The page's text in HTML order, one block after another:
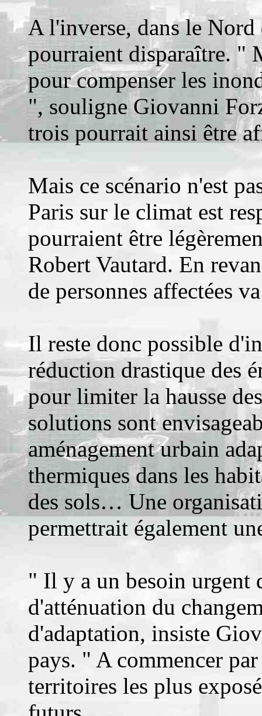
A l'inverse, dans le
pourraient disparaître. "
pour compenser les
", souligne Giovanni
trois pourrait ainsi être
Mais ce scénario n'est
Paris sur le climat est
pourraient être
Robert Vautard. En
de personnes affectées
Il reste donc possible
réduction drastique des
pour limiter la hausse
solutions sont
aménagement urbain
thermiques dans les
des sols… Une
permettrait également
" Il y a un besoin urgent
d'atténuation du
d'adaptation, insiste
pays. " A commencer
territoires les plus